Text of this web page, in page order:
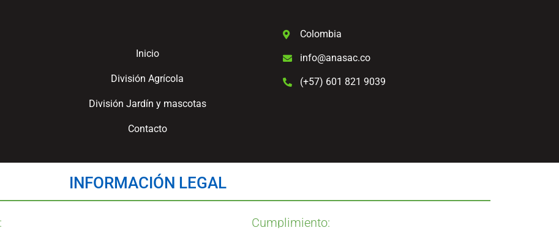
Inicio
División Agrícola
División Jardín y mascotas
Contacto
Colombia
info@anasac.co
(+57) 601 821 9039
INFORMACIÓN LEGAL
Cumplimiento: